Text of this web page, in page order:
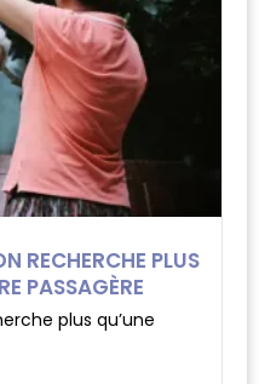
RECHERCHE PLUS
PASSAGÈRE
plus qu’une